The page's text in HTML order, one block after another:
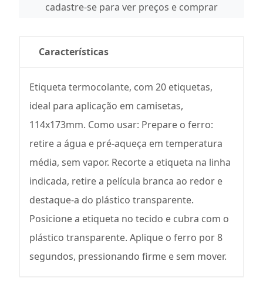
cadastre-se para ver preços e comprar
Características
Etiqueta termocolante, com 20 etiquetas,
ideal para aplicação em camisetas,
114x173mm. Como usar: Prepare o ferro:
retire a água e pré-aqueça em temperatura
média, sem vapor. Recorte a etiqueta na linha
indicada, retire a película branca ao redor e
destaque-a do plástico transparente.
Posicione a etiqueta no tecido e cubra com o
plástico transparente. Aplique o ferro por 8
segundos, pressionando firme e sem mover.